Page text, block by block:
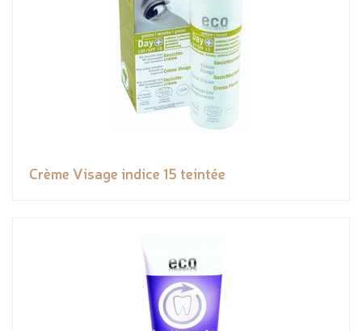
Crème Visage indice 15 teintée